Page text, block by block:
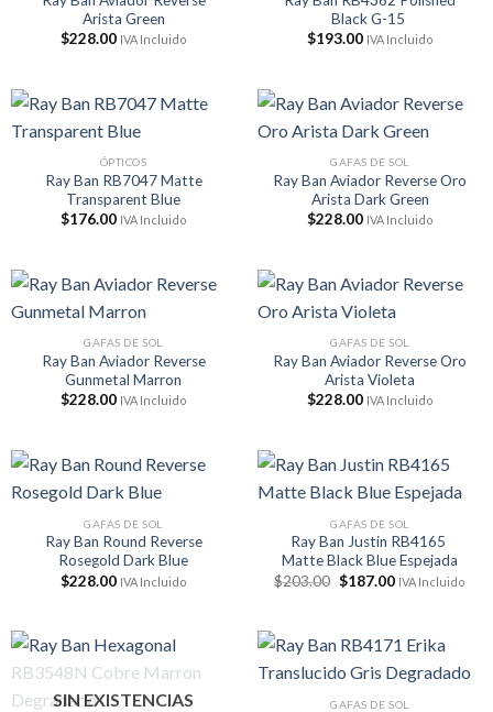
Arista Green
$228.00 IVA Incluido
Black G-15
$193.00 IVA Incluido
ÓPTICOS
Ray Ban RB7047 Matte
Transparent Blue
$176.00 IVA Incluido
GAFAS DE SOL
Ray Ban Aviador Reverse Oro
Arista Dark Green
$228.00 IVA Incluido
GAFAS DE SOL
Ray Ban Aviador Reverse
Gunmetal Marron
$228.00 IVA Incluido
GAFAS DE SOL
Ray Ban Aviador Reverse Oro
Arista Violeta
$228.00 IVA Incluido
GAFAS DE SOL
Ray Ban Round Reverse
Rosegold Dark Blue
$228.00 IVA Incluido
GAFAS DE SOL
Ray Ban Justin RB4165
Matte Black Blue Espejada
$203.00 El
$203.00.
$187.00El
$187.00.
IVA Incluido
SIN EXISTENCIAS GAFAS DE SOL